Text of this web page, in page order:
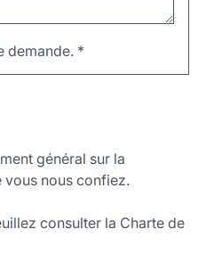
demande. *
général sur la
vous nous confiez.
consulter la Charte de